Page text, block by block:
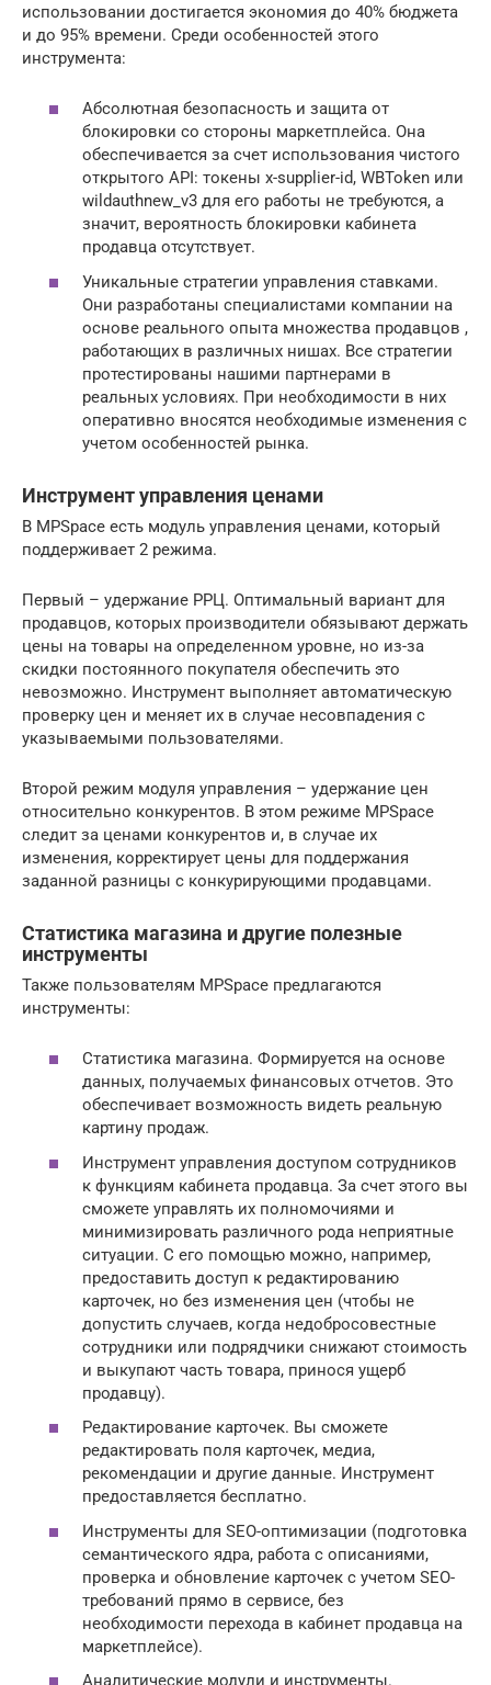
использовании достигается экономия до 40% бюджета
и до 95% времени. Среди особенностей этого
инструмента:
Абсолютная безопасность и защита от
блокировки со стороны маркетплейса. Она
обеспечивается за счет использования чистого
открытого API: токены x-supplier-id, WBToken или
wildauthnew_v3 для его работы не требуются, а
значит, вероятность блокировки кабинета
продавца отсутствует.
Уникальные стратегии управления ставками.
Они разработаны специалистами компании на
основе реального опыта множества продавцов ,
работающих в различных нишах. Все стратегии
протестированы нашими партнерами в
реальных условиях. При необходимости в них
оперативно вносятся необходимые изменения с
учетом особенностей рынка.
Инструмент управления ценами
В MPSpace есть модуль управления ценами, который
поддерживает 2 режима.
Первый – удержание РРЦ. Оптимальный вариант для
продавцов, которых производители обязывают держать
цены на товары на определенном уровне, но из-за
скидки постоянного покупателя обеспечить это
невозможно. Инструмент выполняет автоматическую
проверку цен и меняет их в случае несовпадения с
указываемыми пользователями.
Второй режим модуля управления – удержание цен
относительно конкурентов. В этом режиме MPSpace
следит за ценами конкурентов и, в случае их
изменения, корректирует цены для поддержания
заданной разницы с конкурирующими продавцами.
Статистика магазина и другие полезные
инструменты
Также пользователям MPSpace предлагаются
инструменты:
Статистика магазина. Формируется на основе
данных, получаемых финансовых отчетов. Это
обеспечивает возможность видеть реальную
картину продаж.
Инструмент управления доступом сотрудников
к функциям кабинета продавца. За счет этого вы
сможете управлять их полномочиями и
минимизировать различного рода неприятные
ситуации. С его помощью можно, например,
предоставить доступ к редактированию
карточек, но без изменения цен (чтобы не
допустить случаев, когда недобросовестные
сотрудники или подрядчики снижают стоимость
и выкупают часть товара, принося ущерб
продавцу).
Редактирование карточек. Вы сможете
редактировать поля карточек, медиа,
рекомендации и другие данные. Инструмент
предоставляется бесплатно.
Инструменты для SEO-оптимизации (подготовка
семантического ядра, работа с описаниями,
проверка и обновление карточек с учетом SEO-
требований прямо в сервисе, без
необходимости перехода в кабинет продавца на
маркетплейсе).